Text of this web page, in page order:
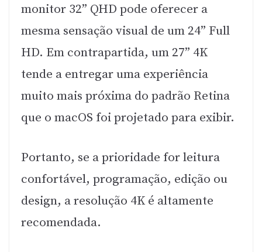
monitor 32” QHD pode oferecer a
mesma sensação visual de um 24” Full
HD. Em contrapartida, um 27” 4K
tende a entregar uma experiência
muito mais próxima do padrão Retina
que o macOS foi projetado para exibir.
Portanto, se a prioridade for leitura
confortável, programação, edição ou
design, a resolução 4K é altamente
recomendada.